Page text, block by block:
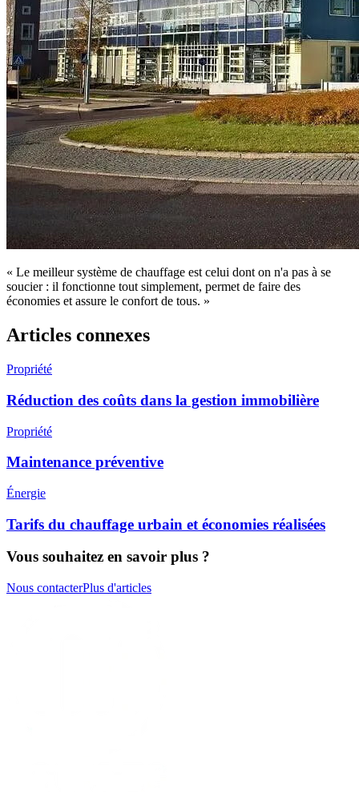
« Le meilleur système de chauffage est celui dont on n'a pas à se
soucier : il fonctionne tout simplement, permet de faire des
économies et assure le confort de tous. »
Articles connexes
Propriété
Réduction des coûts dans la gestion immobilière
Propriété
Maintenance préventive
Énergie
Tarifs du chauffage urbain et économies réalisées
Vous souhaitez en savoir plus ?
Nous contacterPlus d'articles